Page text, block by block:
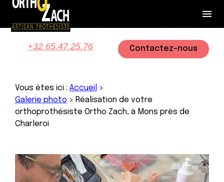
menu
+32 65.47.25.76 Contactez-nous
Vous êtes ici : Accueil >
Galerie photo > Réalisation de votre
orthoprothésiste Ortho Zach, à Mons près de
Charleroi
Panneau de gestion des cookies